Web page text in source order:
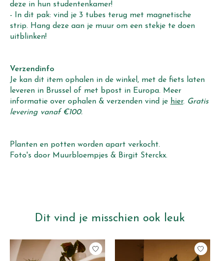
deze in hun studentenkamer!
- In dit pak: vind je 3 tubes terug met magnetische
strip. Hang deze aan je muur om een stekje te doen
uitblinken!
Verzendinfo
Je kan dit item ophalen in de winkel, met de fiets laten
leveren in Brussel of met bpost in Europa. Meer
informatie over ophalen & verzenden vind je hier. Gratis
levering vanaf €100.
Planten en potten worden apart verkocht.
Foto's door Muurbloempjes & Birgit Sterckx.
Dit vind je misschien ook leuk
Items van productcarrousel